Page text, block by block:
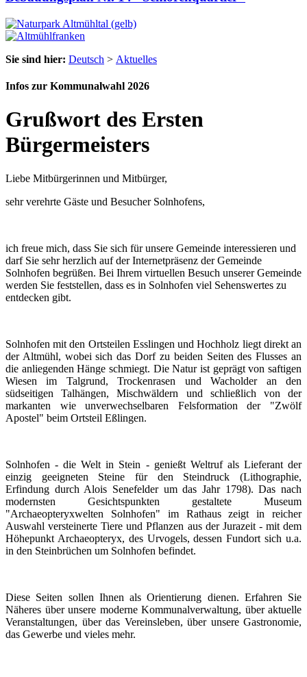
Sie sind hier: Deutsch > Aktuelles
Infos zur Kommunalwahl 2026
Grußwort des Ersten
Bürgermeisters
Liebe Mitbürgerinnen und Mitbürger,
sehr verehrte Gäste und Besucher Solnhofens,
ich freue mich, dass Sie sich für unsere Gemeinde interessieren und
darf Sie sehr herzlich auf der Internetpräsenz der Gemeinde
Solnhofen begrüßen. Bei Ihrem virtuellen Besuch unserer Gemeinde
werden Sie feststellen, dass es in Solnhofen viel Sehenswertes zu
entdecken gibt.
Solnhofen mit den Ortsteilen Esslingen und Hochholz liegt direkt an
der Altmühl, wobei sich das Dorf zu beiden Seiten des Flusses an
die anliegenden Hänge schmiegt. Die Natur ist geprägt von saftigen
Wiesen im Talgrund, Trockenrasen und Wacholder an den
südseitigen Talhängen, Mischwäldern und schließlich von der
markanten wie unverwechselbaren Felsformation der "Zwölf
Apostel" beim Ortsteil Eßlingen.
Solnhofen - die Welt in Stein - genießt Weltruf als Lieferant der
einzig geeigneten Steine für den Steindruck (Lithographie,
Erfindung durch Alois Senefelder um das Jahr 1798). Das nach
modernsten Gesichtspunkten gestaltete Museum
"Archaeopteryxwelten Solnhofen" im Rathaus zeigt in reicher
Auswahl versteinerte Tiere und Pflanzen aus der Jurazeit - mit dem
Höhepunkt Archaeopteryx, des Urvogels, dessen Fundort sich u.a.
in den Steinbrüchen um Solnhofen befindet.
Diese Seiten sollen Ihnen als Orientierung dienen. Erfahren Sie
Näheres über unsere moderne Kommunalverwaltung, über aktuelle
Veranstaltungen, über das Vereinsleben, über unsere Gastronomie,
das Gewerbe und vieles mehr.